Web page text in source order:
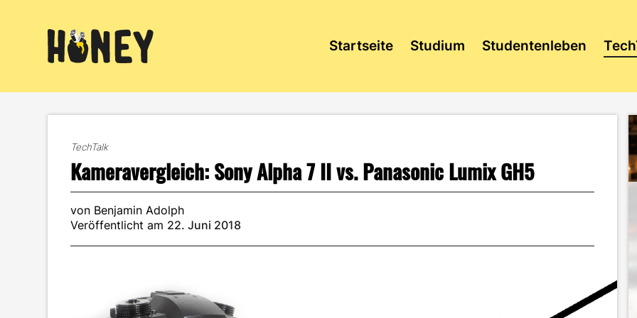
Startseite Studium Studentenleben
TechTalk
Kameravergleich: Sony Alpha 7 II vs. Panasonic Lumix GH5
von Benjamin Adolph
Veröffentlicht am 22. Juni 2018